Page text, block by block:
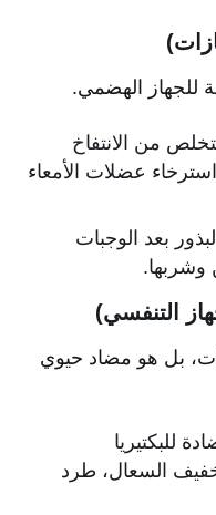
للجهاز الهضمي.
من الانتفاخ
عضلات الأمعاء
بعد الوجبات
وشربها.
بل هو مضاد حيوي
للبكتيريا
السعال، طرد